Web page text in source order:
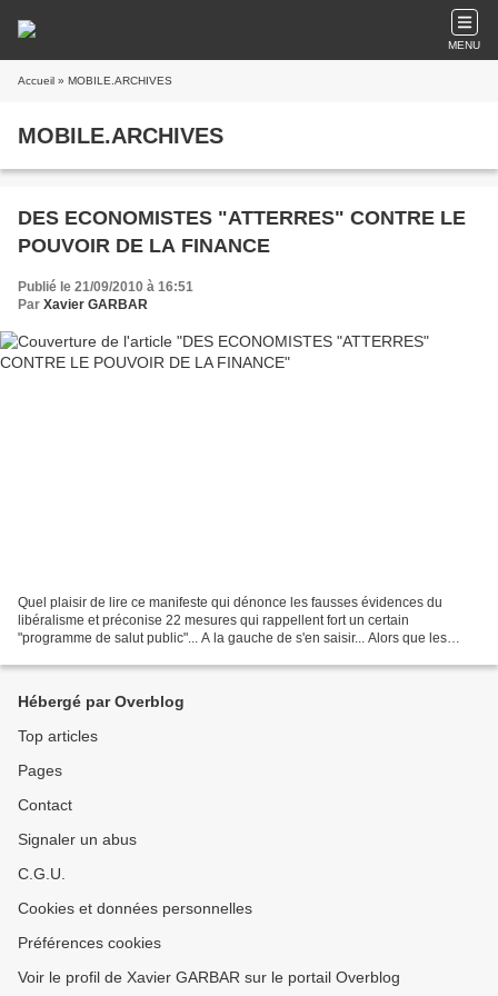
MENU
Accueil » MOBILE.ARCHIVES
MOBILE.ARCHIVES
DES ECONOMISTES "ATTERRES" CONTRE LE
POUVOIR DE LA FINANCE
Publié le 21/09/2010 à 16:51
Par Xavier GARBAR
Quel plaisir de lire ce manifeste qui dénonce les fausses évidences du
libéralisme et préconise 22 mesures qui rappellent fort un certain
"programme de salut public"... A la gauche de s'en saisir... Alors que les
Hébergé par Overblog
Top articles
Pages
Contact
Signaler un abus
C.G.U.
Cookies et données personnelles
Préférences cookies
Voir le profil de Xavier GARBAR sur le portail Overblog